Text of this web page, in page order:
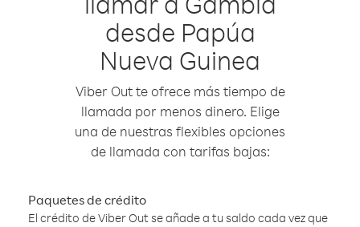
desde Papúa
Nueva Guinea
Viber Out te ofrece más tiempo de
llamada por menos dinero. Elige
una de nuestras flexibles opciones
de llamada con tarifas bajas:
Paquetes de crédito
El crédito de Viber Out se añade a tu saldo cada vez que